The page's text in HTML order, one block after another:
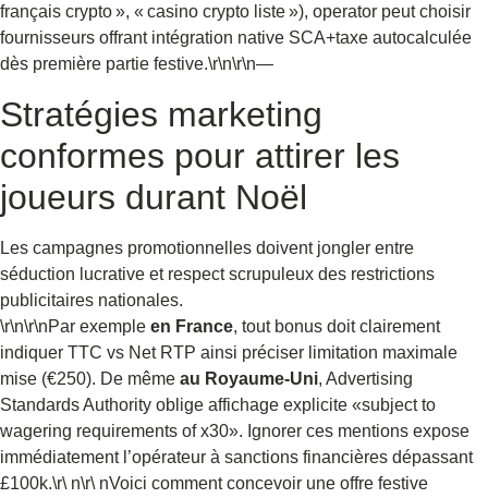
français crypto », « casino crypto liste »), operator peut choisir
fournisseurs offrant intégration native SCA+taxe auto­calculée
dès première partie festive.\r\n\r\n—
Stratégies marketing
conformes pour attirer les
joueurs durant Noël
Les campagnes promotionnelles doivent jongler entre
séduction lucrative et respect scrupuleux des restrictions
publicitaires nationales.
\r\n\r\nPar exemple en France, tout bonus doit clairement
indiquer TTC vs Net RTP ainsi préciser limitation maximale
mise (€250). De même au Royaume-Uni, Advertising
Standards Authority oblige affichage explicite «​subject to
wagering requirements of x30​». Ignorer ces mentions expose
immédiatement l’opérateur à sanctions financières dépassant
£100k.\r\ n\r\ nVoici comment concevoir une offre festive